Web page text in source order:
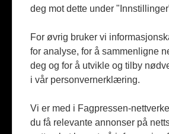
deg mot dette under
For øvrig bruker vi
for analyse, for å sammenligne
deg og for å utvikle og tilby
i vår personvernerklæring.
Vi er med i Fagpressen-
du få relevante annonser på